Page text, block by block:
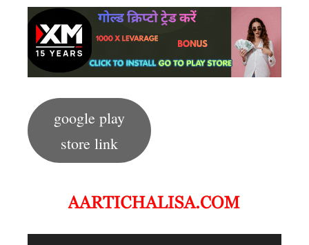
content
google play
store link